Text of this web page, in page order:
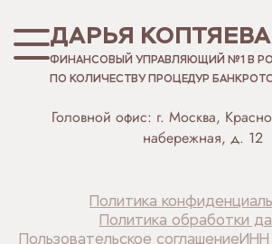
ДАРЬЯ КОПТЯЕВА
ФИНАНСОВЫЙ УПРАВЛЯЮЩИЙ №1 В
ПО КОЛИЧЕСТВУ ПРОЦЕДУР
Головной офис: г. Москва,
набережная, д. 12
Политика
Политика обработки
Пользовательское соглашениеИНН